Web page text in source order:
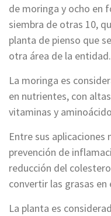
de moringa y ocho en
siembra de otras 10,
planta de pienso que
otra área de la entidad.
La moringa es
en nutrientes, con
vitaminas y
Entre sus aplicaciones
prevención de
reducción del
convertir las grasas en
La planta es